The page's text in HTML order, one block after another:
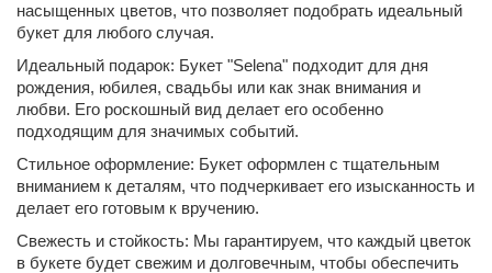
насыщенных цветов, что позволяет подобрать идеальный
букет для любого случая.
Идеальный подарок: Букет "Selena" подходит для дня
рождения, юбилея, свадьбы или как знак внимания и
любви. Его роскошный вид делает его особенно
подходящим для значимых событий.
Стильное оформление: Букет оформлен с тщательным
вниманием к деталям, что подчеркивает его изысканность и
делает его готовым к вручению.
Свежесть и стойкость: Мы гарантируем, что каждый цветок
в букете будет свежим и долговечным, чтобы обеспечить